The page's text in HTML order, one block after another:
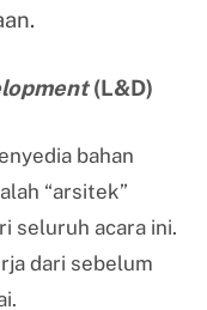
(L&D)
bahan
“arsitek”
seluruh acara ini.
dari sebelum